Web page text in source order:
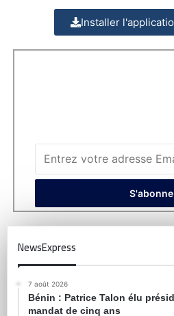
Installer
NewsExpress
7 août 2026
Bénin : Patrice Talon élu
mandat de cinq ans